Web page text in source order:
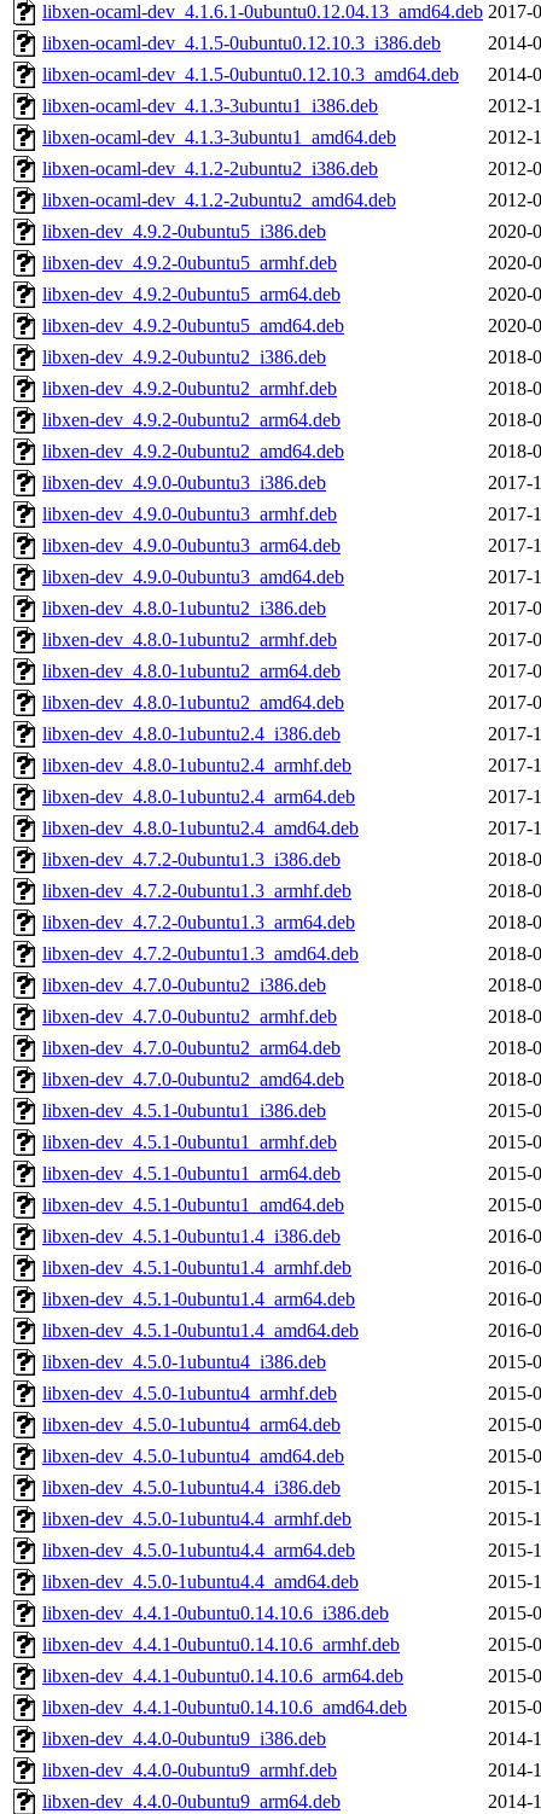
libxen-ocaml-dev_4.1.6.1-0ubuntu0.12.04.13_amd64.deb 2017-
libxen-ocaml-dev_4.1.5-0ubuntu0.12.10.3_i386.deb
2014-
libxen-ocaml-dev_4.1.5-0ubuntu0.12.10.3_amd64.deb
2014-
libxen-ocaml-dev_4.1.3-3ubuntu1_i386.deb
2012-
libxen-ocaml-dev_4.1.3-3ubuntu1_amd64.deb
2012-
libxen-ocaml-dev_4.1.2-2ubuntu2_i386.deb
2012-
libxen-ocaml-dev_4.1.2-2ubuntu2_amd64.deb
2012-
libxen-dev_4.9.2-0ubuntu5_i386.deb
2020-
libxen-dev_4.9.2-0ubuntu5_armhf.deb
2020-
libxen-dev_4.9.2-0ubuntu5_arm64.deb
2020-
libxen-dev_4.9.2-0ubuntu5_amd64.deb
2020-
libxen-dev_4.9.2-0ubuntu2_i386.deb
2018-
libxen-dev_4.9.2-0ubuntu2_armhf.deb
2018-
libxen-dev_4.9.2-0ubuntu2_arm64.deb
2018-
libxen-dev_4.9.2-0ubuntu2_amd64.deb
2018-
libxen-dev_4.9.0-0ubuntu3_i386.deb
2017-
libxen-dev_4.9.0-0ubuntu3_armhf.deb
2017-
libxen-dev_4.9.0-0ubuntu3_arm64.deb
2017-
libxen-dev_4.9.0-0ubuntu3_amd64.deb
2017-
libxen-dev_4.8.0-1ubuntu2_i386.deb
2017-
libxen-dev_4.8.0-1ubuntu2_armhf.deb
2017-
libxen-dev_4.8.0-1ubuntu2_arm64.deb
2017-
libxen-dev_4.8.0-1ubuntu2_amd64.deb
2017-
libxen-dev_4.8.0-1ubuntu2.4_i386.deb
2017-
libxen-dev_4.8.0-1ubuntu2.4_armhf.deb
2017-
libxen-dev_4.8.0-1ubuntu2.4_arm64.deb
2017-
libxen-dev_4.8.0-1ubuntu2.4_amd64.deb
2017-
libxen-dev_4.7.2-0ubuntu1.3_i386.deb
2018-
libxen-dev_4.7.2-0ubuntu1.3_armhf.deb
2018-
libxen-dev_4.7.2-0ubuntu1.3_arm64.deb
2018-
libxen-dev_4.7.2-0ubuntu1.3_amd64.deb
2018-
libxen-dev_4.7.0-0ubuntu2_i386.deb
2018-
libxen-dev_4.7.0-0ubuntu2_armhf.deb
2018-
libxen-dev_4.7.0-0ubuntu2_arm64.deb
2018-
libxen-dev_4.7.0-0ubuntu2_amd64.deb
2018-
libxen-dev_4.5.1-0ubuntu1_i386.deb
2015-
libxen-dev_4.5.1-0ubuntu1_armhf.deb
2015-
libxen-dev_4.5.1-0ubuntu1_arm64.deb
2015-
libxen-dev_4.5.1-0ubuntu1_amd64.deb
2015-
libxen-dev_4.5.1-0ubuntu1.4_i386.deb
2016-
libxen-dev_4.5.1-0ubuntu1.4_armhf.deb
2016-
libxen-dev_4.5.1-0ubuntu1.4_arm64.deb
2016-
libxen-dev_4.5.1-0ubuntu1.4_amd64.deb
2016-
libxen-dev_4.5.0-1ubuntu4_i386.deb
2015-
libxen-dev_4.5.0-1ubuntu4_armhf.deb
2015-
libxen-dev_4.5.0-1ubuntu4_arm64.deb
2015-
libxen-dev_4.5.0-1ubuntu4_amd64.deb
2015-
libxen-dev_4.5.0-1ubuntu4.4_i386.deb
2015-
libxen-dev_4.5.0-1ubuntu4.4_armhf.deb
2015-
libxen-dev_4.5.0-1ubuntu4.4_arm64.deb
2015-
libxen-dev_4.5.0-1ubuntu4.4_amd64.deb
2015-
libxen-dev_4.4.1-0ubuntu0.14.10.6_i386.deb
2015-
libxen-dev_4.4.1-0ubuntu0.14.10.6_armhf.deb
2015-
libxen-dev_4.4.1-0ubuntu0.14.10.6_arm64.deb
2015-
libxen-dev_4.4.1-0ubuntu0.14.10.6_amd64.deb
2015-
libxen-dev_4.4.0-0ubuntu9_i386.deb
2014-
libxen-dev_4.4.0-0ubuntu9_armhf.deb
2014-
libxen-dev_4.4.0-0ubuntu9_arm64.deb
2014-